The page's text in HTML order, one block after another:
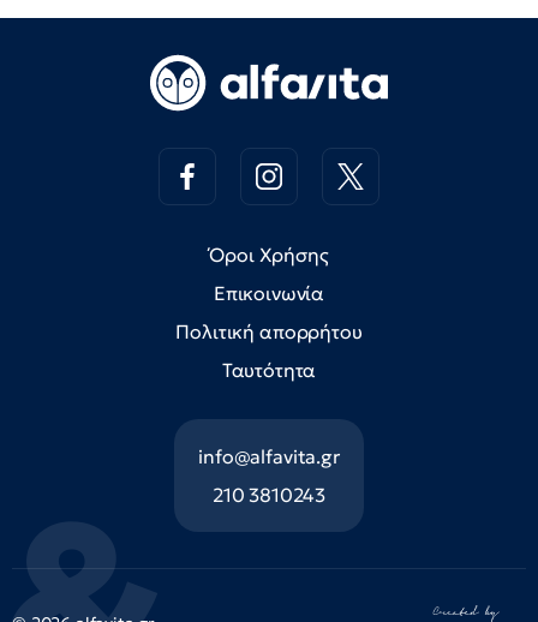
Όροι Χρήσης
Επικοινωνία
Πολιτική απορρήτου
Ταυτότητα
info@alfavita.gr
210 3810243